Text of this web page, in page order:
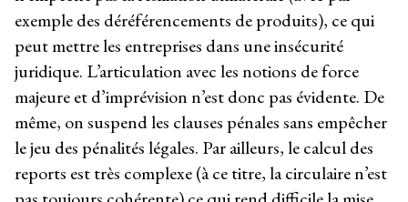
exemple des déréférencements de produits), ce qui
peut mettre les entreprises dans une insécurité
juridique. L’articulation avec les notions de force
majeure et d’imprévision n’est donc pas évidente. De
même, on suspend les clauses pénales sans empêcher
le jeu des pénalités légales. Par ailleurs, le calcul des
reports est très complexe (à ce titre, la circulaire n’est